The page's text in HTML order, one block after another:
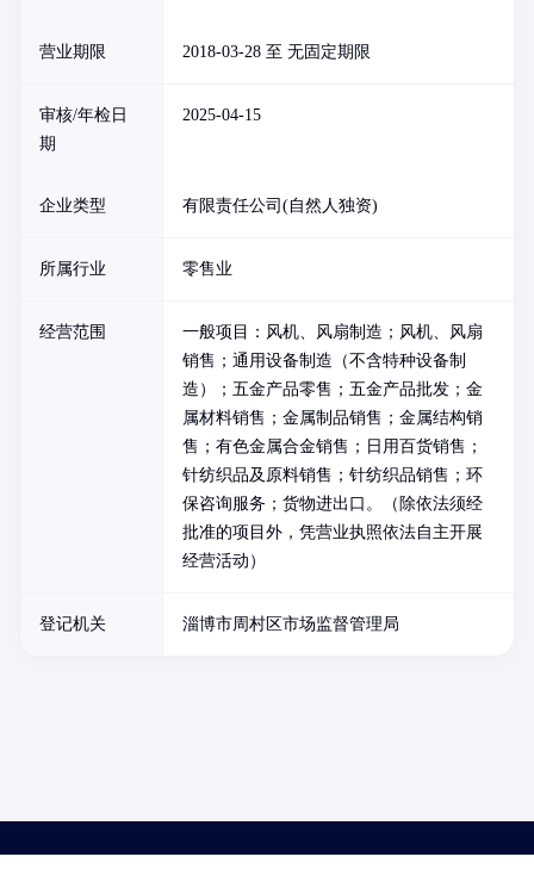
营业期限 2018-03-28 至 无固定期限
审核/年检日
期
2025-04-15
企业类型 有限责任公司(自然人独资)
所属行业 零售业
经营范围
一般项目：风机、风扇制造；风机、风扇
销售；通用设备制造（不含特种设备制
造）；五金产品零售；五金产品批发；金
属材料销售；金属制品销售；金属结构销
售；有色金属合金销售；日用百货销售；
针纺织品及原料销售；针纺织品销售；环
保咨询服务；货物进出口。（除依法须经
批准的项目外，凭营业执照依法自主开展
经营活动）
登记机关 淄博市周村区市场监督管理局